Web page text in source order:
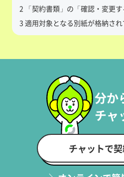
2 「契約書類」の「確認・変更
3 適用対象となる別紙が格納さ
分か
チャ
チャットで